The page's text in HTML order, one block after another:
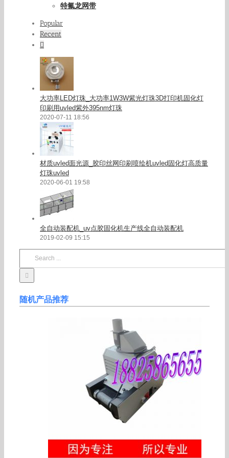
特氟龙网带
Popular
Recent
大功率LED灯珠_大功率1W3W紫光灯珠3D打印机固化灯
印刷用uvled紫外395nm灯珠
2020-07-11 18:56
材质uvled面光源_胶印丝网印刷喷绘机uvled固化灯高质量
灯珠uvled
2020-06-01 19:58
全自动装配机_uv点胶固化机生产线全自动装配机
2019-02-09 15:15
随机产品推荐